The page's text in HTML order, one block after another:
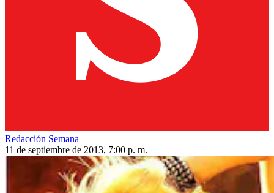
Redacción Semana
11 de septiembre de 2013, 7:00 p. m.